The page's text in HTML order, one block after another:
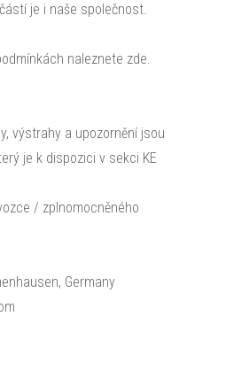
je i naše společnost.
naleznete zde.
výstrahy a upozornění jsou
je k dispozici v sekci KE
/ zplnomocněného
Germany